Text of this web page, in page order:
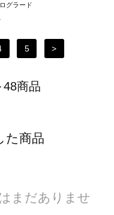
グラード
5 >
48商品
た商品
まだありませ